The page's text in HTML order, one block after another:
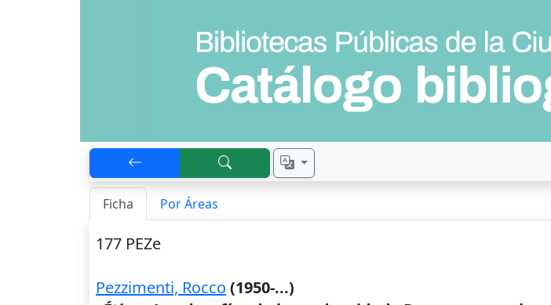
Ficha Por Áreas
177 PEZe
Pezzimenti, Rocco (1950-...)